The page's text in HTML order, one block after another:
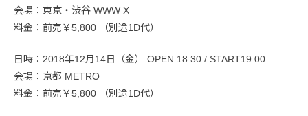
会場：東京・渋谷 WWW X
料金：前売￥5,800 （別途1D代）
日時：2018年12月14日（金） OPEN 18:30 / START19:00
会場：京都 METRO
料金：前売￥5,800 （別途1D代）